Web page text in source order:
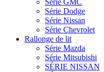
Série Dodge
Série Nissan
Série Chevrolet
Rallonge de lit
Série Mazda
Série Mitsubishi
SÉRIE NISSAN